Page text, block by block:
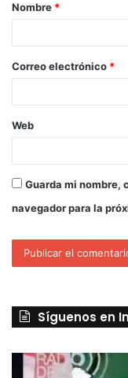
Nombre *
Correo electrónico *
Web
Guarda mi nombre,
navegador para la
Síguenos en